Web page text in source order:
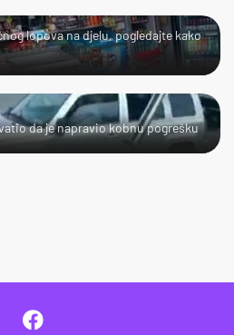
lopova na djelu, pogledajte kako
da je napravio kobnu pogrešku